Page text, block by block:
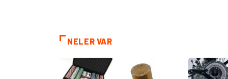
NELER VAR